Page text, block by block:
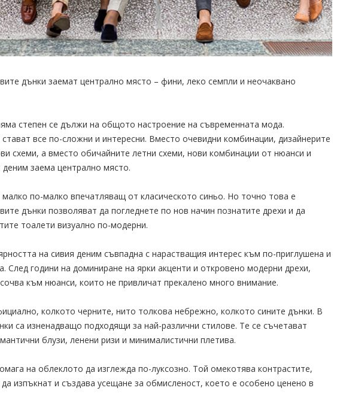
дънки заемат централно място – фини, леко семпли и неочаквано
степен се дължи на общото настроение на съвременната мода.
все по-сложни и интересни. Вместо очевидни комбинации, дизайнерите
схеми, а вместо обичайните летни схеми, нови комбинации от нюанси и
деним заема централно място.
по-малко впечатляващ от класическото синьо. Но точно това е
дънки позволяват да погледнете по нов начин познатите дрехи и да
тоалети визуално по-модерни.
на сивия деним съвпадна с нарастващия интерес към по-приглушена и
След години на доминиране на ярки акценти и откровено модерни дрехи,
към нюанси, които не привличат прекалено много внимание.
колкото черните, нито толкова небрежно, колкото сините дънки. В
са изненадващо подходящи за най-различни стилове. Те се съчетават
блузи, ленени ризи и минималистични плетива.
на облеклото да изглежда по-луксозно. Той омекотява контрастите,
изпъкнат и създава усещане за обмисленост, което е особено ценено в